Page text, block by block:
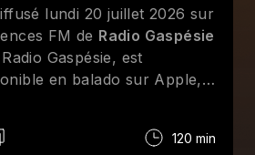
Apple et/ou Spotify et
desRois De
lundi 20 juillet 2026 sur
FM de Radio Gaspésie
Gaspésie, est
en balado sur Apple,
Bertrand Hébert, Geneviève
120 min